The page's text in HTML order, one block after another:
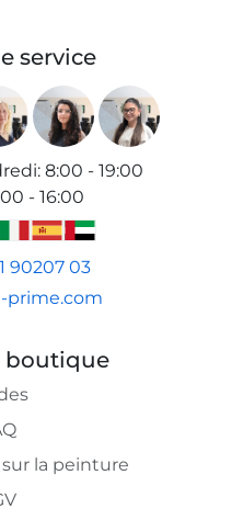
service
: 8:00 - 19:00
- 16:00
90207 03
prime.com
boutique
la peinture